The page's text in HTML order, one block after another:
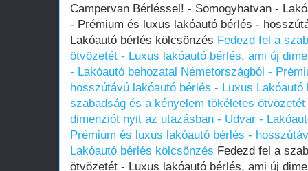
Campervan Bérléssel! - Somogyhatvan -
- Prémium és luxus lakóautó bérlés -
Lakóautó bérlés kölcsönzés Fedezd fel a
ötvözetét - Luxus lakóautó bérlés, ami új
- Lakóautó behozatal Németországból -
hosszútávú lakóautó bérlés - Luxus
szabadság és a kényelem tökéletes
dimenziót nyit az utazásban - Udvar -
Prémium és luxus lakóautó bérlés -
Lakóautó bérlés kölcsönzés Fedezd fel a
ötvözetét - Luxus lakóautó bérlés, ami új